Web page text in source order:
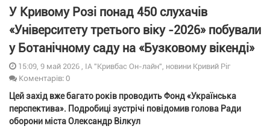
У Кривому Розі понад 450 слухачів
«Університету третього віку -2026» побували
у Ботанічному саду на «Бузковому вікенді»
15:09, 9 май 2026 , ІА "Кривбас Он-лайн", новини Кривий Ріг
Коментарів: 0
Цей захід вже багато років проводить Фонд «Українська
перспектива». Подробиці зустрічі повідомив голова Ради
оборони міста Олександр Вілкул